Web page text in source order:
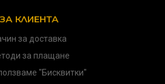
ЗА КЛИЕНТА
за доставка
за плащане
"Бисквитки"